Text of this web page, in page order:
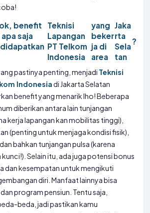
benefit
saja
Teknisi
Lapangan
PT Telkom
Indonesia
yang
beker
ja di
area
Jaka
rta
Sela
tan
?
pastinya penting, menjadi Teknisi
Indonesiadi Jakarta Selatan
benefit yang menarik lho! Beberapa
diberikan antara lain tunjangan
kerja lapangan kan mobilitas tinggi),
(penting untuk menjaga kondisi fisik),
bahkan tunjangan pulsa (karena
Selain itu, ada juga potensi bonus
dan kesempatan untuk mengikuti
diri. Manfaat lainnya bisa
program pensiun. Tentu saja,
beda, jadi pastikan kamu